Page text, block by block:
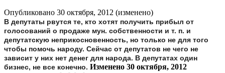
Опубликовано 30 октября, 2012 (изменено)
В депутаты рвутся те, кто хотят получить прибыл от
голосований о продаже мун. собственности и т. п. и
депутатскую неприкосновенность, но только не для того
чтобы помочь народу. Сейчас от депутатов не чего не
зависит у них нет денег для народа. В депутатах один
бизнес, не все конечно. Изменено 30 октября, 2012